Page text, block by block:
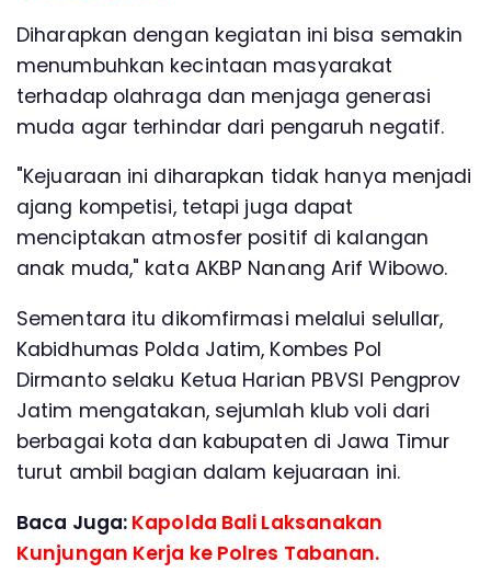
Diharapkan dengan kegiatan ini bisa semakin
menumbuhkan kecintaan masyarakat
terhadap olahraga dan menjaga generasi
muda agar terhindar dari pengaruh negatif.
"Kejuaraan ini diharapkan tidak hanya menjadi
ajang kompetisi, tetapi juga dapat
menciptakan atmosfer positif di kalangan
anak muda," kata AKBP Nanang Arif Wibowo.
Sementara itu dikomfirmasi melalui selullar,
Kabidhumas Polda Jatim, Kombes Pol
Dirmanto selaku Ketua Harian PBVSI Pengprov
Jatim mengatakan, sejumlah klub voli dari
berbagai kota dan kabupaten di Jawa Timur
turut ambil bagian dalam kejuaraan ini.
Baca Juga: Kapolda Bali Laksanakan
Kunjungan Kerja ke Polres Tabanan.